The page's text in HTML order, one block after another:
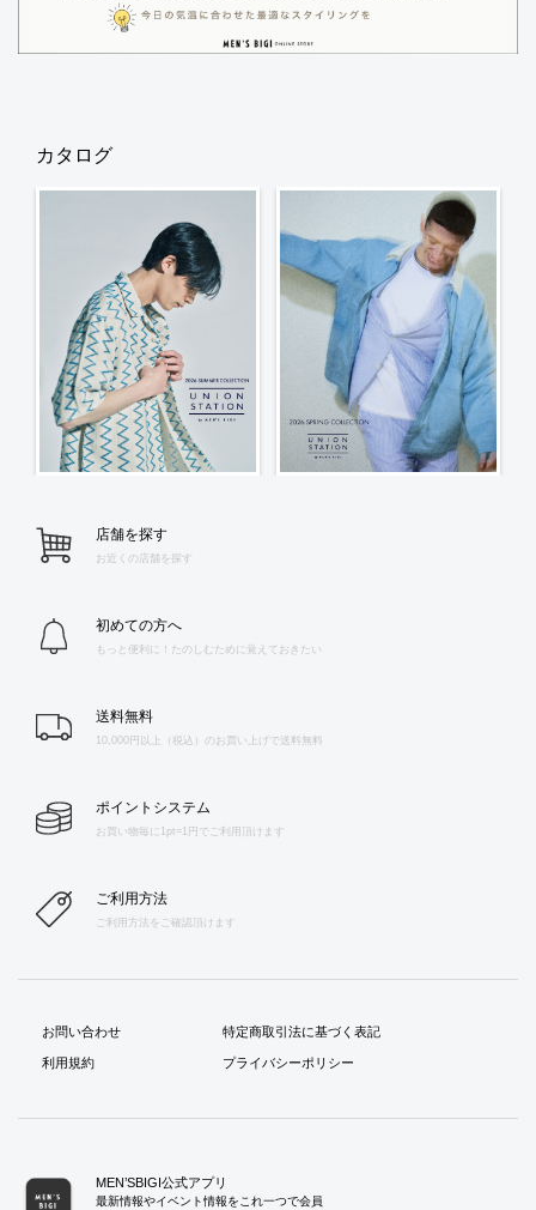
カタログ
店舗を探す
お近くの店舗を探す
初めての方へ
もっと便利に！たのしむために覚えておきたい
送料無料
10,000円以上（税込）のお買い上げで送料無料
ポイントシステム
お買い物毎に1pt=1円でご利用頂けます
ご利用方法
ご利用方法をご確認頂けます
お問い合わせ
利用規約
特定商取引法に基づく表記
プライバシーポリシー
MEN’SBIGI公式アプリ
最新情報やイベント情報をこれ一つで会員